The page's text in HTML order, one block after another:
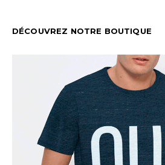
DÉCOUVREZ NOTRE BOUTIQUE